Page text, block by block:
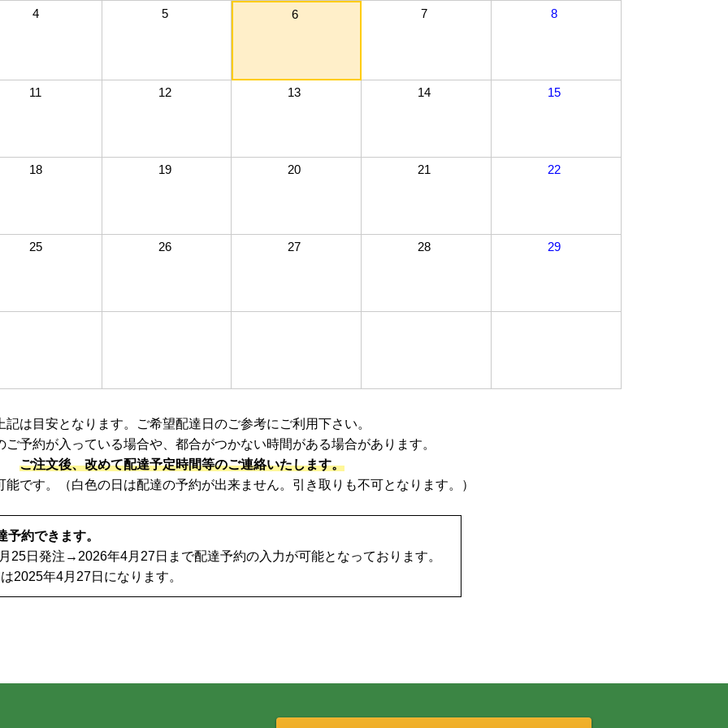
4 5 6 7 8
11 12 13 14 15
18 19 20 21 22
25 26 27 28 29
記は目安となります。ご希望配達日のご参考にご利用下さい。
ご予約が入っている場合や、都合がつかない時間がある場合があります。
ご注文後、改めて配達予定時間等のご連絡いたします。
です。（白色の日は配達の予約が出来ません。引き取りも不可となります。）
予約できます。
25日発注→2026年4月27日まで配達予約の入力が可能となっております。
2025年4月27日になります。